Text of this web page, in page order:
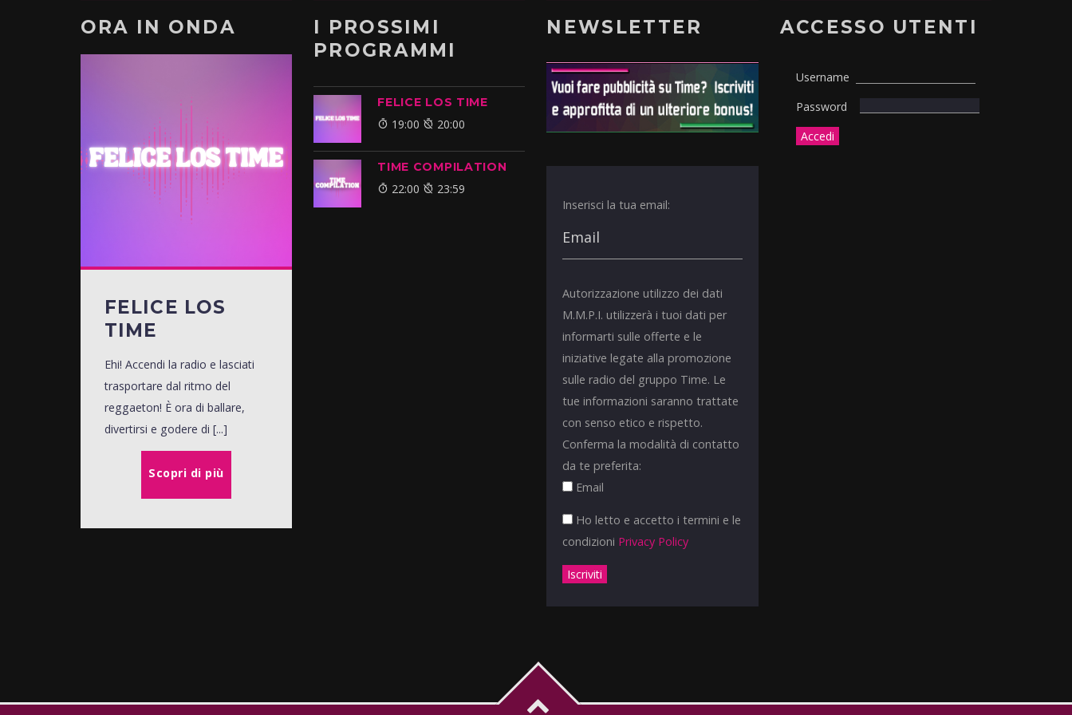
ORA IN ONDA
FELICE LOS
TIME
Ehi! Accendi la radio e lasciati
trasportare dal ritmo del
reggaeton! È ora di ballare,
divertirsi e godere di [...]
Scopri di più
I PROSSIMI
PROGRAMMI
FELICE LOS TIME
19:00 20:00
TIME COMPILATION
22:00 23:59
NEWSLETTER
Inserisci la tua email:
Autorizzazione utilizzo dei dati
M.M.P.I. utilizzerà i tuoi dati per
informarti sulle offerte e le
iniziative legate alla promozione
sulle radio del gruppo Time. Le
tue informazioni saranno trattate
con senso etico e rispetto.
Conferma la modalità di contatto
da te preferita:
Email
Ho letto e accetto i termini e le
condizioni Privacy Policy
ACCESSO UTENTI
Username
Password